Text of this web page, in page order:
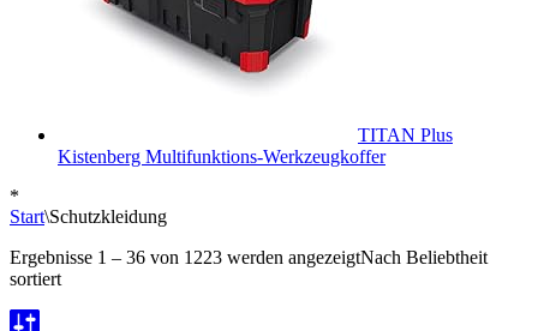
TITAN Plus
Kistenberg Multifunktions-Werkzeugkoffer
*
Start\Schutzkleidung
Ergebnisse 1 – 36 von 1223 werden angezeigtNach Beliebtheit
sortiert